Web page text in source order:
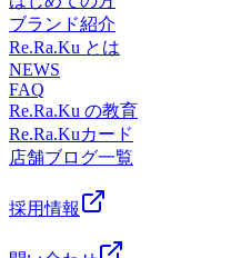
メ！スポーツドリンク塩分
ぶ熱中症医薬品マイボトル
のときには、上手な水分・
けでなく塩分も補給するこ
す。塩分の補給には、塩分
どもよいでしょう。熱中症
きりしない場合は大至急医
る場合は、涼しい日陰や屋
い、安静にすることで多く
増額有効期限にご注意を！
予約、ご来店お待ちしており
とも？！水分補給はしてい
水分補給が逆に症状を悪化
高温多湿の屋内外で30分を
どにより汗を大量にかくと
ラルも奪われてしまいます
血液中の塩分・ミネラル濃
の割合）が低くなり、様々
とがかえって、熱中症の発
りすることもあるのです。
方熱中症が疑われるときは
店お待ちしております。★
額キャンペーン7月17日まで
好評だったため、今月7月31
現在リラクpay登録のお客様
ードと入力するクーポンコ
42％チャージ額が増額され
ジをしていつもよりお得に
来ます。ぜひこの機会にリ
メンテナンスをしていきま
キャンペーンのPOP.店頭
の有効期限が150日となっ
黒色系の服以外を着用、日
ようにするなどが有効です
ください！！疲れや怠さを
お待ちしております。★お
キャンペーン7月17日までの
評だったため、今月7月31日
在リラクpay登録のお客様は
チャージ額が増額されます
す。ぜひこの機会にリラク
ブランド紹介
Re.Ra.Ku とは
NEWS
FAQ
Re.Ra.Ku の教育
Re.Ra.Kuカード
店舗ブログ一覧
採用情報